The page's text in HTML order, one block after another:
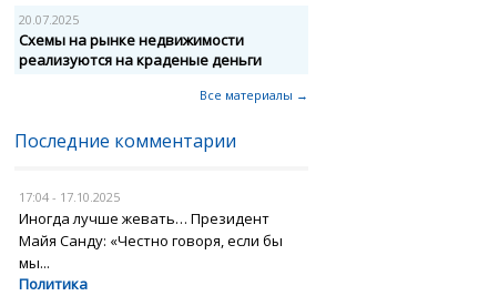
20.07.2025
Схемы на рынке недвижимости
реализуются на краденые деньги
Все материалы →
Последние комментарии
17:04 - 17.10.2025
Иногда лучше жевать… Президент
Майя Санду: «Честно говоря, если бы
мы...
Политика